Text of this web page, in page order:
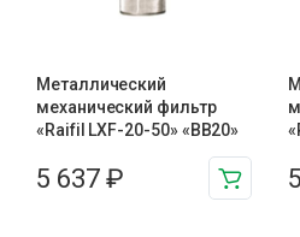
Металлический
механический фильтр
«Raifil LXF-20-50» «BB20»
5 637 ₽